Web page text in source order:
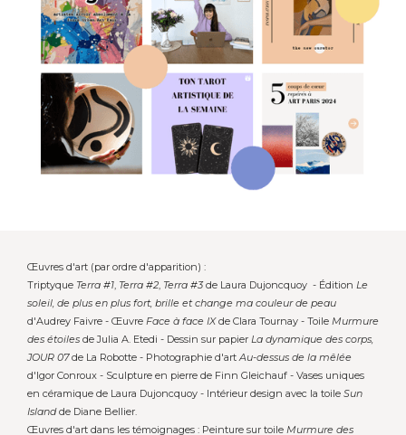
Œuvres d'art (par ordre d'apparition) :
Triptyque Terra #1 Terra #2 Terra #3de Laura Dujoncquoy - Édition Le
soleil, de plus en plus fort, brille et change ma couleur de peau
d'Audrey Faivre - Œuvre Face à face IXde Clara Tournay - Toile Murmure
des étoiles de Julia A. Etedi - Dessin sur papier La dynamique des corps,
JOUR 07de La Robotte - Photographie d'art Au-dessus de la mêlée
d'Igor Conroux - Sculpture en pierre de Finn Gleichauf - Vases uniques
en céramique de Laura Dujoncquoy - Intérieur design avec la toile Sun
Islandde Diane Bellier.
Œuvres d'art dans les témoignages : Peinture sur toile Murmure des